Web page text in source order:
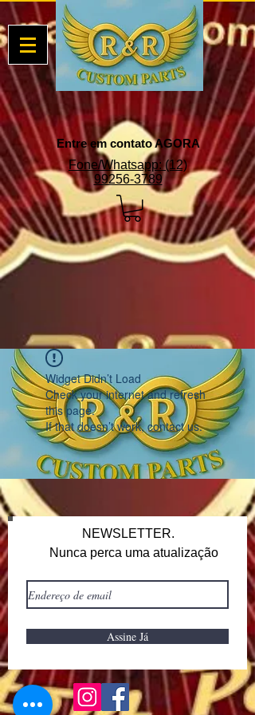
Entre em contato AGORA
Fone/Whatsapp: (12)
99256-3789
Widget Didn’t Load
Check your internet and refresh
this page.
If that doesn’t work, contact us.
NEWSLETTER.
Nunca perca uma atualização
Assine Já